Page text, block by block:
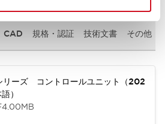
CAD 規格・認証 技術文書 その他
リーズ コントロールユニット（202
）
4.00MB